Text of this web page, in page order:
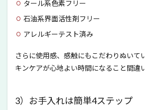
タール系色素フリー
石油系界面活性剤フリー
アレルギーテスト済み
さらに使用感、感触にもこだわりぬいて
キンケアが心地よい時間になること間違
3）お手入れは簡単4ステップ